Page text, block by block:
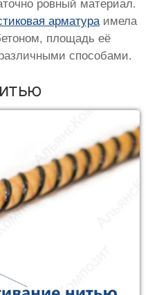
ровный материал.
арматураимела
площадь её
способами.